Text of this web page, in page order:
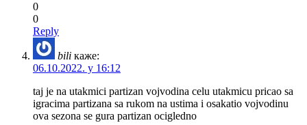
0
0
Reply
bili каже:
06.10.2022. у 16:12
taj je na utakmici partizan vojvodina celu utakmicu pricao sa
igracima partizana sa rukom na ustima i osakatio vojvodinu
ova sezona se gura partizan ocigledno